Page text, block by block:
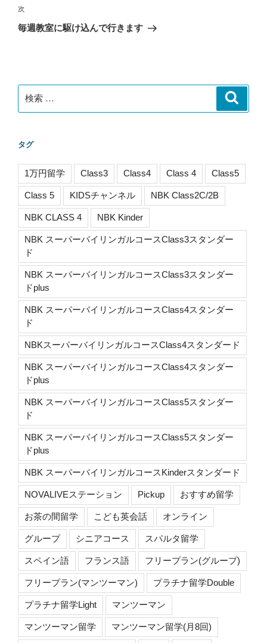
ビ
ゲ
ン
投
稿
次
の
次
毎週教室に駆け込んで行きます
索:
タグ
1万円留学 Class3 Class4 Class 4 Class5
Class 5 KIDSチャンネル NBK Class2C/2B
NBK CLASS 4 NBK Kinder
NBK スーパーバイリンガルコースClass3スタンダー
ド
NBK スーパーバイリンガルコースClass3スタンダー
ドplus
NBK スーパーバイリンガルコースClass4スタンダー
ド
NBKスーパーバイリンガルコースClass4スタンダード
NBK スーパーバイリンガルコースClass4スタンダー
ドplus
NBK スーパーバイリンガルコースClass5スタンダー
ド
NBK スーパーバイリンガルコースClass5スタンダー
ドplus
NBK スーパーバイリンガルコースKinderスタンダード
NOVALIVEステーション Pickup おすすめ留学
お茶の間留学 こども英会話 オンライン
グループ シニアコース スパルタ留学
スペイン語 フランス語 フリープラン(グループ)
フリープラン(マンツーマン) プラチナ留学Double
プラチナ留学Light マンツーマン
マンツーマン留学 マンツーマン留学(月8回)